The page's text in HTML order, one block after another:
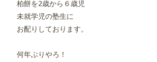
柏餅を2歳から６歳児
未就学児の塾生に
お配りしております。
何年ぶりやろ！